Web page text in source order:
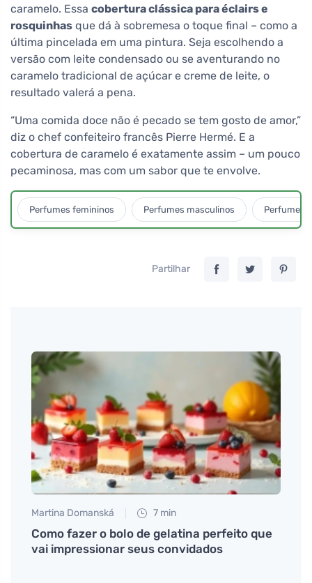
caramelo. Essa cobertura clássica para éclairs e
rosquinhas que dá à sobremesa o toque final – como a
última pincelada em uma pintura. Seja escolhendo a
versão com leite condensado ou se aventurando no
caramelo tradicional de açúcar e creme de leite, o
resultado valerá a pena.
“Uma comida doce não é pecado se tem gosto de amor,”
diz o chef confeiteiro francês Pierre Hermé. E a
cobertura de caramelo é exatamente assim – um pouco
pecaminosa, mas com um sabor que te envolve.
Perfumes femininos Perfumes masculinos Perfumes
Partilhar
Martina Domanská 7 min
Como fazer o bolo de gelatina perfeito que
vai impressionar seus convidados